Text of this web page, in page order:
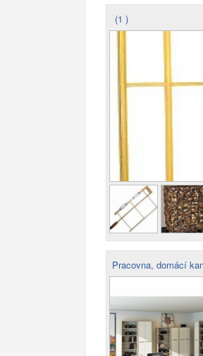
(1 )
Pracovna, domácí